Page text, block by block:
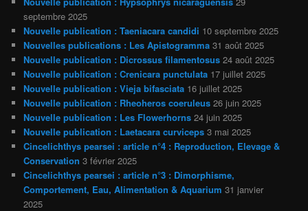
septembre 2025
Nouvelle publication : Taeniacara candidi 10 septembre 2025
Nouvelles publications : Les Apistogramma 31 août 2025
Nouvelle publication : Dicrossus filamentosus 24 août 2025
Nouvelle publication : Crenicara punctulata 17 juillet 2025
Nouvelle publication : Vieja bifasciata 16 juillet 2025
Nouvelle publication : Rheoheros coeruleus 26 juin 2025
Nouvelle publication : Les Flowerhorns 24 juin 2025
Nouvelle publication : Laetacara curviceps 3 mai 2025
Cincelichthys pearsei : article n°4 : Reproduction, Elevage &
Conservation 3 février 2025
Cincelichthys pearsei : article n°3 : Dimorphisme,
Comportement, Eau, Alimentation & Aquarium 31 janvier
2025